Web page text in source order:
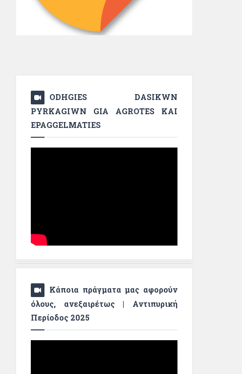
ODHGIES DASIKWN
PYRKAGIWN GIA AGROTES KAI
EPAGGELMATIES
Κάποια πράγματα μας αφορούν
όλους, ανεξαιρέτως | Αντιπυρική
Περίοδος 2025